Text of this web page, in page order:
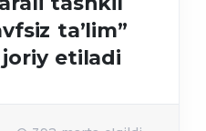
taʼlim”
joriy etiladi